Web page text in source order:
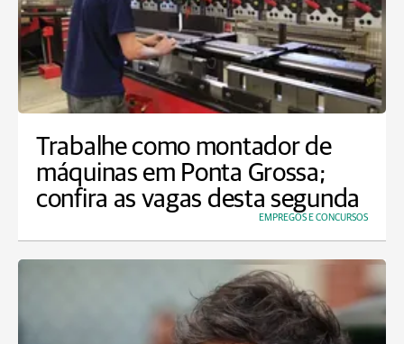
Trabalhe como montador de
máquinas em Ponta Grossa;
confira as vagas desta segunda
EMPREGOS E CONCURSOS